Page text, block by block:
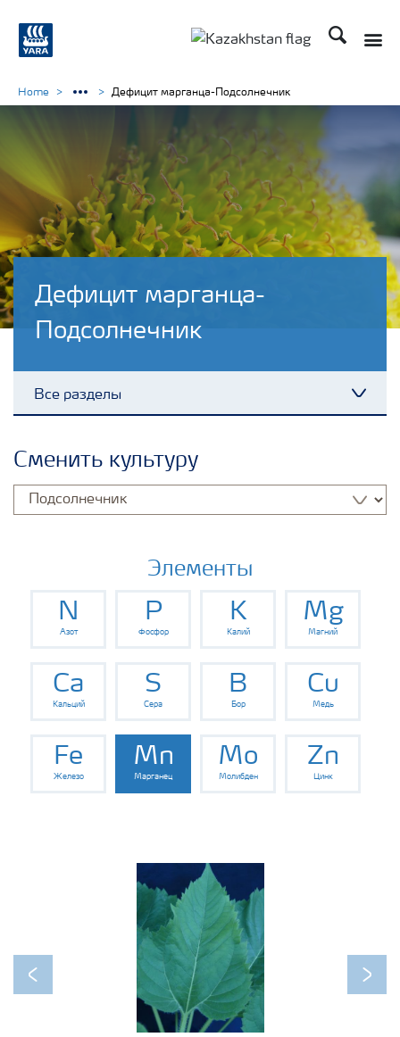
Поиск
Дефицит марганца-
Подсолнечник
Все разделы
Культуры
Инструменты и сервисы
Хранение удобрений и их безопасность
Home Дефицит марганца-Подсолнечник
Сменить культуру
Элементы
N
Азот
P
Фосфор
K
Калий
Mg
Магний
Ca
Кальций
S
Сера
B
Бор
Cu
Медь
Fe
Железо
Mn
Марганец
Mo
Молибден
Zn
Цинк
Previous Next